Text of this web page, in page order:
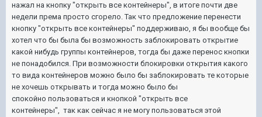
нажал на кнопку "открыть все контейнеры", в итоге почти две
недели према просто сгорело. Так что предложение перенести
кнопку "открыть все контейнеры" поддерживаю, я бы вообще бы
хотел что бы была бы возможность заблокировать открытие
какой нибудь группы контейнеров, тогда бы даже перенос кнопки
не понадобился. При возможности блокировки открытия какого
то вида контейнеров можно было бы заблокировать те которые
не хочешь открывать и тогда можно было бы
спокойно пользоваться и кнопкой "открыть все
контейнеры", так как сейчас я не могу пользоваться этой